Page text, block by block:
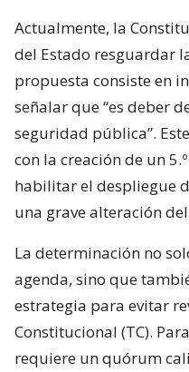
Actualmente, la
del Estado resguardar
propuesta consiste en
señalar que “es deber
seguridad pública”.
con la creación de un
habilitar el despliegue
una grave alteración
La determinación no
agenda, sino que
estrategia para evitar
Constitucional (TC).
requiere un quórum